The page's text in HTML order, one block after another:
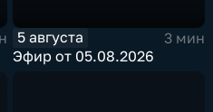
5 августа
3 мин
Эфир от 05.08.2026